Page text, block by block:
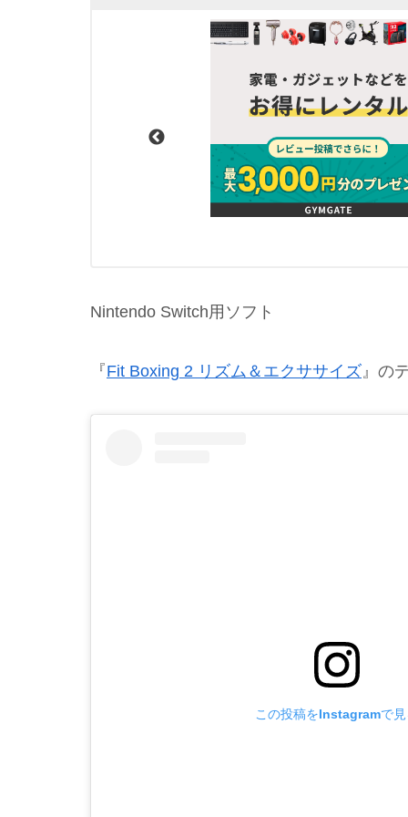
Nintendo Switch用ソフト
『Fit Boxing 2 リズム＆エクササイズ 』の
この投稿をInstagramで